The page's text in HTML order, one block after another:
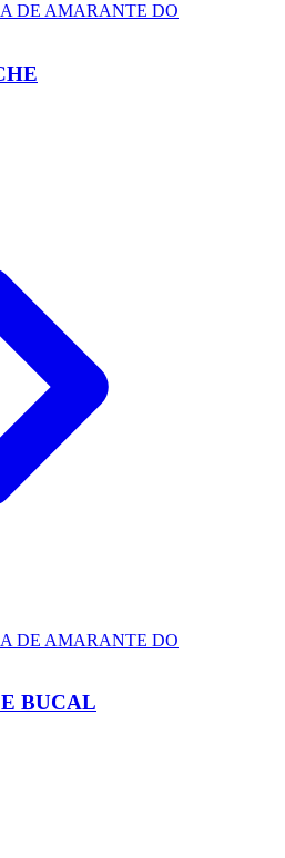
DE AMARANTE DO
DE AMARANTE DO
BUCAL